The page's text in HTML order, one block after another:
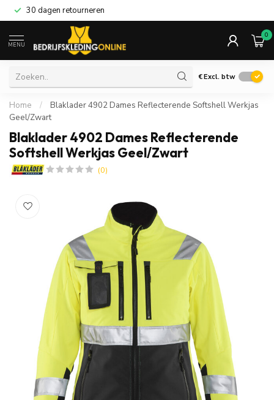
30 dagen retourneren
MENU
0
€Excl. btw
Home /
Blaklader 4902 Dames Reflecterende Softshell Werkjas
Geel/Zwart
Blaklader 4902 Dames Reflecterende
Softshell Werkjas Geel/Zwart
(0)